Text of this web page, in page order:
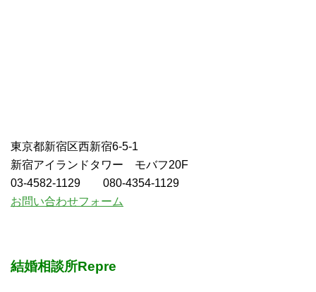
東京都新宿区西新宿6-5-1
新宿アイランドタワー モバフ20F
03-4582-1129 080-4354-1129
お問い合わせフォーム
結婚相談所Repre